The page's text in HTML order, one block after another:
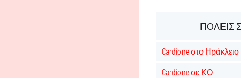
ΠΌΛΕΙΣ
Cardione στο Ηράκλειο
Cardione σε ΚΟ